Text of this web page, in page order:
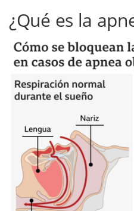
¿Qué es la